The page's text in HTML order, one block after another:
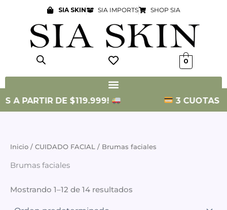
contenido
SIA SKIN SIA IMPORTS SHOP SIA
0
A PARTIR DE $119.999! 3 CUOTAS
Inicio / CUIDADO FACIAL / Brumas faciales
Brumas faciales
Mostrando 1–12 de 14 resultados